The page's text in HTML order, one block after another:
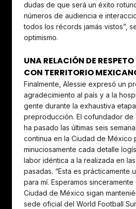
dudas de que será un éxito
números de audiencia e
todos los récords jamás vistos”,
optimismo.
UNA RELACIÓN DE
CON TERRITORIO
Finalmente, Alessie expresó un
agradecimiento al país y a la
gente durante la exhaustiva
preproducción. El cofundador de
ha pasado las últimas seis
continua en la Ciudad de México
minuciosamente cada detalle
labor idéntica a la realizada en
pasadas. “Esta es prácticamente
para mí. Esperamos
Ciudad de México sigan
sede oficial del World Football